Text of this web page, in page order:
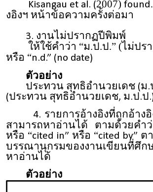
Kisangau et al. (2007)
งอิงฯ หน้าข้อความครั้งต่อมา
3. งานไม่ปรากฏปีพิมพ์
ให้ใช้คำว่า “ม.ป.ป.” (ไม่ป
หรือ “n.d.” (no date)
ตัวอย่าง
ประทวน สุทธิอำนวยเดช (ม.
(ประทวน สุทธิอำนวยเดช, ม.ป.ป
4. รายการอ้างอิงที่ถูกอ้าง
สามารถหาอ่านได้ ตามด้วยคำว่
หรือ “cited in” หรือ “cited by” ต
บรรณานุกรมของงานเขียนที่ศึก
หาอ่านได้
ตัวอย่าง